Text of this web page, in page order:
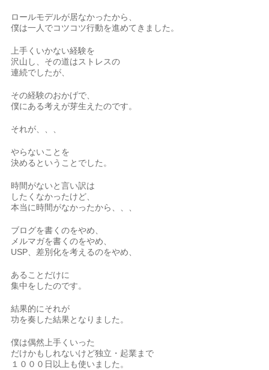
ロールモデルが居なかったから、
僕は一人でコツコツ行動を進めてきました。
上手くいかない経験を
沢山し、その道はストレスの
連続でしたが、
その経験のおかげで、
僕にある考えが芽生えたのです。
それが、、、
やらないことを
決めるということでした。
時間がないと言い訳は
したくなかったけど、
本当に時間がなかったから、、、
ブログを書くのをやめ、
メルマガを書くのをやめ、
USP、差別化を考えるのをやめ、
あることだけに
集中をしたのです。
結果的にそれが
功を奏した結果となりました。
僕は偶然上手くいった
だけかもしれないけど独立・起業まで
１０００日以上も使いました。